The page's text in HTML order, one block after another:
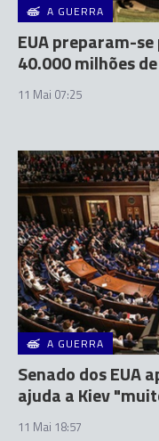
A GUERRA
EUA preparam-
40.000 milhões
11 Mai 07:25
A GUERRA
Senado dos EUA
ajuda a Kiev
11 Mai 18:57